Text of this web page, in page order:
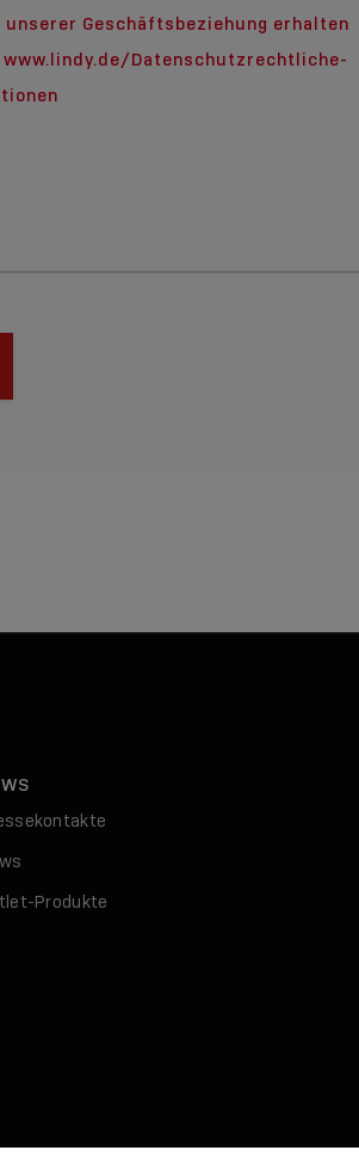
unserer Geschäftsbeziehung erhalten
www.lindy.de/Datenschutzrechtliche-
Produkte